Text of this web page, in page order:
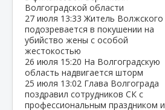
Волгоградской области
27 июля 13:33Житель Волжского
подозревается в покушении на
убийство жены с особой
жестокостью
26 июля 15:20 На Волгоградскую
область надвигается шторм
25 июля 13:02 Глава Волгограда
поздравил сотрудников СК с
профессиональным праздником и